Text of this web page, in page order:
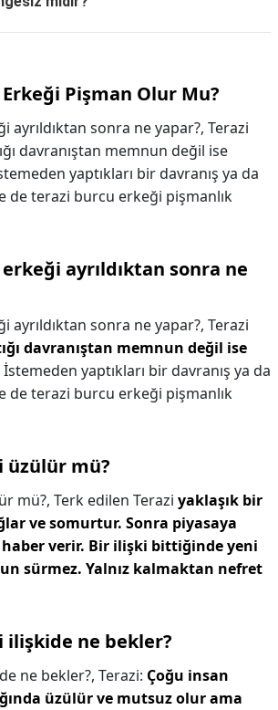
Pişman Olur Mu?
ayrıldıktan sonra ne yapar?, Terazi
davranıştan memnun değil ise
yaptıkları bir davranış ya da
de terazi burcu erkeği pişmanlık
ayrıldıktan sonra ne
ayrıldıktan sonra ne yapar?, Terazi
davranıştan memnun değil ise
İstemeden yaptıkları bir davranış ya da
de terazi burcu erkeği pişmanlık
üzülür mü?
mü?, Terk edilen Terazi yaklaşık bir
ve somurtur. Sonra piyasaya
haber verir. Bir ilişki bittiğinde yeni
sürmez. Yalnız kalmaktan nefret
ilişkide ne bekler?
ne bekler?, Terazi: Çoğu insan
üzülür ve mutsuz olur ama